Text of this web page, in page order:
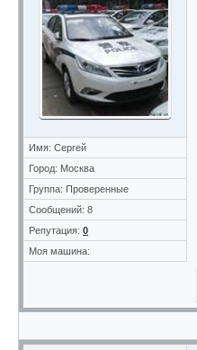
Имя: Сергей
Город: Москва
Группа: Проверенные
Сообщений: 8
Репутация: 0
Моя машина: